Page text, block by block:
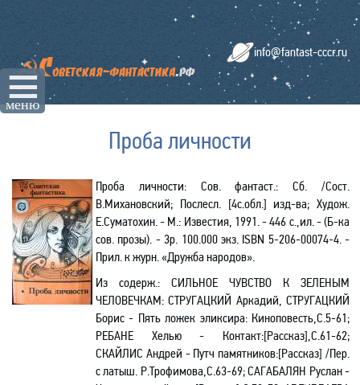
☰
меню
info@fantast-cccr.ru
Проба личности
Проба личности: Сов. фантаст.: Сб. /Сост.
В.Михановский; Послесл. [4с.обл.] изд-ва; Худож.
Е.Суматохин. - М.: Известия, 1991. - 446 с.,ил. - (Б-ка
сов. прозы). - 3р. 100.000 экз. ISBN 5-206-00074-4. -
Прил. к журн. «Дружба народов».
Из содерж.: СИЛЬНОЕ ЧУВСТВО К ЗЕЛЕНЫМ
ЧЕЛОВЕЧКАМ: СТРУГАЦКИЙ Аркадий, СТРУГАЦКИЙ
Борис - Пять ложек эликсира: Киноповесть,С.5-61;
РЕБАНЕ Хелью - Контакт:[Рассказ],С.61-62;
СКАЙЛИС Андрей - Путч памятников:[Рассказ] /Пер.
с латыш. Р.Трофимова,С.63-69; САГАБАЛЯН Руслан -